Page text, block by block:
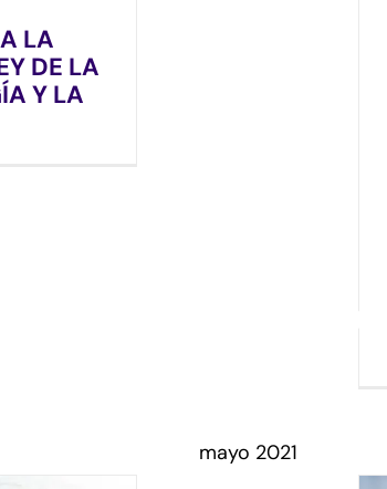
LA
DE LA
Y LA
mayo 2021